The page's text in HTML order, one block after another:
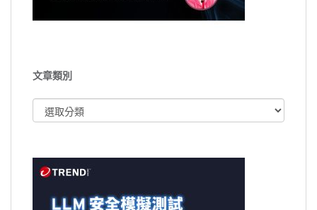
文章類別
章
別